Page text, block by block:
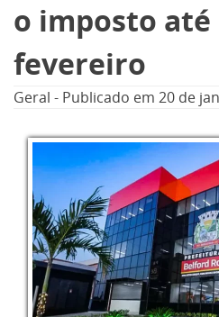
Opinião
Informe especial
o imposto até
fevereiro
Geral - Publicado em 20 de